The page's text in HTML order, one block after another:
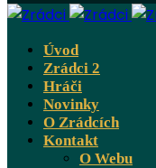
Úvod
Zrádci 2
Hráči
Novinky
O Zrádcích
Kontakt
O Webu